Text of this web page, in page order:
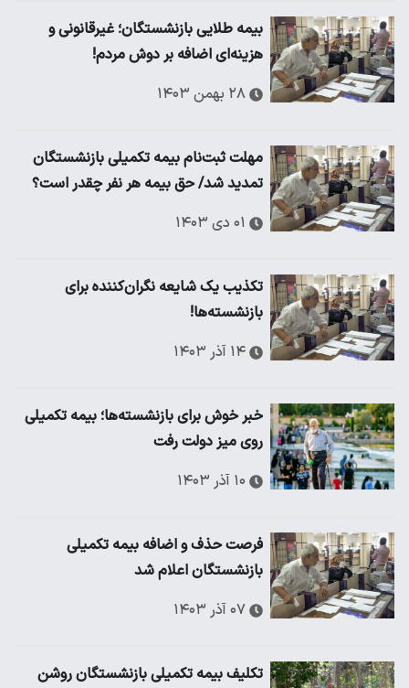
بیمه طلایی بازنشستگان؛ غیرقانونی و
هزینه‌ای اضافه بر دوش مردم!
۲۸ بهمن ۱۴۰۳
مهلت ثبت‌نام بیمه تکمیلی بازنشستگان
تمدید شد/ حق بیمه هر نفر چقدر است؟
۰۱ دی ۱۴۰۳
تکذیب یک شایعه نگران‌کننده برای
بازنشسته‌ها‌!
۱۴ آذر ۱۴۰۳
خبر خوش برای بازنشسته‌ها؛ بیمه تکمیلی
روی میز دولت رفت
۱۰ آذر ۱۴۰۳
فرصت حذف‌ و اضافه بیمه تکمیلی
بازنشستگان اعلام شد
۰۷ آذر ۱۴۰۳
تکلیف بیمه تکمیلی بازنشستگان روشن